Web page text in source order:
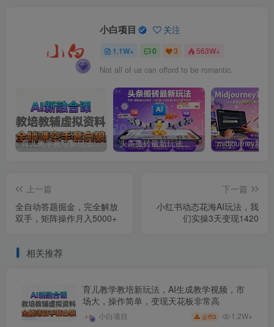
小白项目 关注
1.1W+ 0 3 563W+
Not all of us can offord to be romantic.
育儿教学教培新玩法，AI生成教学视频，市场大，操作简单，变现天花板非常高 头条搬砖最新玩法，文章+视频用AI全搞定，一天5张+不是问题，每天只需10分钟
上一篇
全自动答题掘金，完全解放
双手，矩阵操作月入5000+
下一篇
小红书动态花海AI玩法，我
们实操3天变现1420
相关推荐
育儿教学教培新玩法，AI生成教学视频，市
场大，操作简单，变现天花板非常高
小白项目 云币3 1.2W+